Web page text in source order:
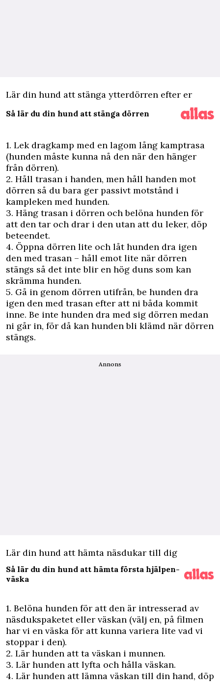
Lär din hund att stänga ytterdörren efter er
Så lär du din hund att stänga dörren
1. Lek dragkamp med en lagom lång kamptrasa
(hunden måste kunna nå den när den hänger
från dörren).
2. Håll trasan i handen, men håll handen mot
dörren så du bara ger passivt motstånd i
kampleken med hunden.
3. Häng trasan i dörren och belöna hunden för
att den tar och drar i den utan att du leker, döp
beteendet.
4. Öppna dörren lite och låt hunden dra igen
den med trasan – håll emot lite när dörren
stängs så det inte blir en hög duns som kan
skrämma hunden.
5. Gå in genom dörren utifrån, be hunden dra
igen den med trasan efter att ni båda kommit
inne. Be inte hunden dra med sig dörren medan
ni går in, för då kan hunden bli klämd när dörren
stängs.
Annons
Lär din hund att hämta näsdukar till dig
Så lär du din hund att hämta första hjälpen-
väska
1. Belöna hunden för att den är intresserad av
näsdukspaketet eller väskan (välj en, på filmen
har vi en väska för att kunna variera lite vad vi
stoppar i den).
2. Lär hunden att ta väskan i munnen.
3. Lär hunden att lyfta och hålla väskan.
4. Lär hunden att lämna väskan till din hand, döp